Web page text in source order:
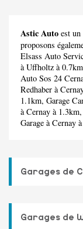
Astic Auto est un
proposons
Elsass Auto
à Uffholtz à
Auto Sos 24
Redhaber à
1.1km, Garage
à Cernay à 1.3km,
Garage à Cernay
Garages de
Garages de